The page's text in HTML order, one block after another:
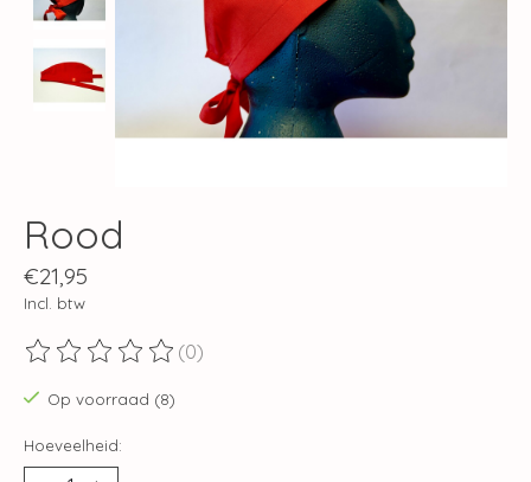
Rood
€21,95
Incl. btw
De beoordeling van dit product is
(0)
Op voorraad (8)
Hoeveelheid: